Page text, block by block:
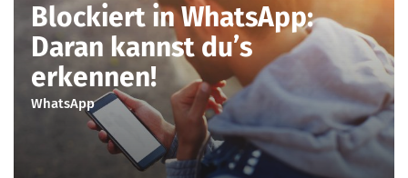
Blockiert in WhatsApp:
Daran kannst du’s
erkennen!
WhatsApp